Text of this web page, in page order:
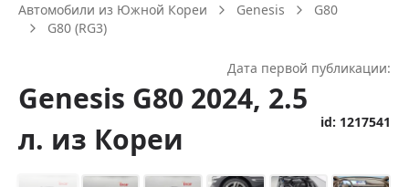
Автомобили из Южной Кореи Genesis
G80
G80 (RG3)
Дата первой публикации:
Genesis G80 2024, 2.5
л. из Кореи id: 1217541